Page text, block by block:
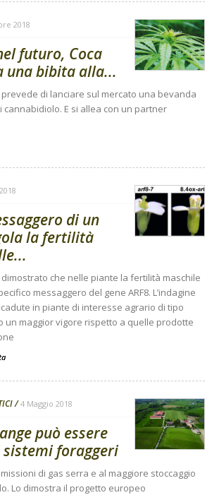
2018
futuro, Coca
una bibita alla...
di lanciare sul mercato una bevanda
cannabidiolo. E si allea con un partner
di un
la fertilità
dimostrato che nelle piante la fertilità maschile
messaggero del gene ARF8. L’indagine
in piante di interesse agrario di tipo
un maggior vigore rispetto a quelle prodotte
4 Maggio 2018
può essere
foraggeri
di gas serra e al maggiore stoccaggio
Lo dimostra il progetto europeo